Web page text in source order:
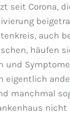
seit Corona,
auch
häufen
und
eigentlich
manchmal
nicht